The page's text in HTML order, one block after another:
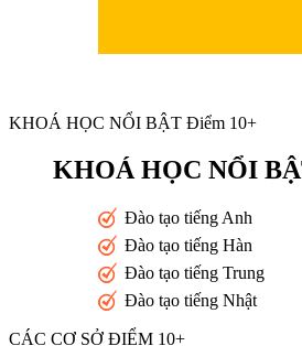
KHOÁ HỌC NỔI BẬT Điểm 10+
KHOÁ HỌC NỔI
Đào tạo tiếng Anh
Đào tạo tiếng Hàn
Đào tạo tiếng Trung
Đào tạo tiếng Nhật
CÁC CƠ SỞ ĐIỂM 10+